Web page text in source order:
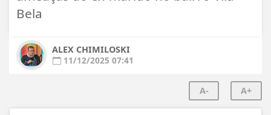
Bela
ALEX CHIMILOSKI
11/12/2025 07:41
A- A+